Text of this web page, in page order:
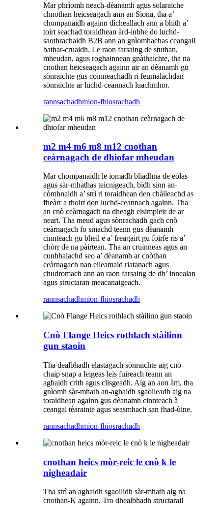
Mar phrìomh neach-dèanamh agus solaraiche
chnothan heicseagach ann an Sìona, tha a’
chompanaidh againn dìcheallach ann a bhith a’
toirt seachad toraidhean àrd-inbhe do luchd-
saothrachaidh B2B ann an gnìomhachas ceangail
bathar-cruaidh. Le raon farsaing de stuthan,
mheudan, agus roghainnean gnàthaichte, tha na
cnothan heicseagach againn air an dèanamh gu
sònraichte gus coinneachadh ri feumalachdan
sònraichte ar luchd-ceannach luachmhor.
rannsachadhmion-fhiosrachadh
m2 m4 m6 m8 m12 cnothan
ceàrnagach de dhiofar mheudan
Mar chompanaidh le iomadh bliadhna de eòlas
agus sàr-mhathas teicnigeach, bidh sinn an-
còmhnaidh a’ strì ri toraidhean den chàileachd as
fheàrr a thoirt don luchd-ceannach againn. Tha
an cnò ceàrnagach na dheagh eisimpleir de ar
neart. Tha meud agus sònrachadh gach cnò
ceàrnagach fo smachd teann gus dèanamh
cinnteach gu bheil e a’ freagairt gu foirfe ris a’
chòrr de na pàirtean. Tha an cruinneas agus an
cunbhalachd seo a’ dèanamh ar cnòthan
ceàrnagach nan eileamaid riatanach agus
chudromach ann an raon farsaing de dh’ innealan
agus structaran meacanaigeach.
rannsachadhmion-fhiosrachadh
Cnò Flange Heics rothlach stàilinn
gun staoin
Tha dealbhadh elastagach sònraichte aig cnò-
chaip snap a leigeas leis fuireach teann an
aghaidh crith agus clisgeadh. Aig an aon àm, tha
gnìomh sàr-mhath an-aghaidh sgaoileadh aig na
toraidhean againn gus dèanamh cinnteach à
ceangal tèarainte agus seasmhach san fhad-ùine.
rannsachadhmion-fhiosrachadh
cnothan heics mòr-reic le cnò k le
nigheadair
Tha strì an aghaidh sgaoilidh sàr-mhath aig na
cnothan-K againn. Tro dhealbhadh structarail